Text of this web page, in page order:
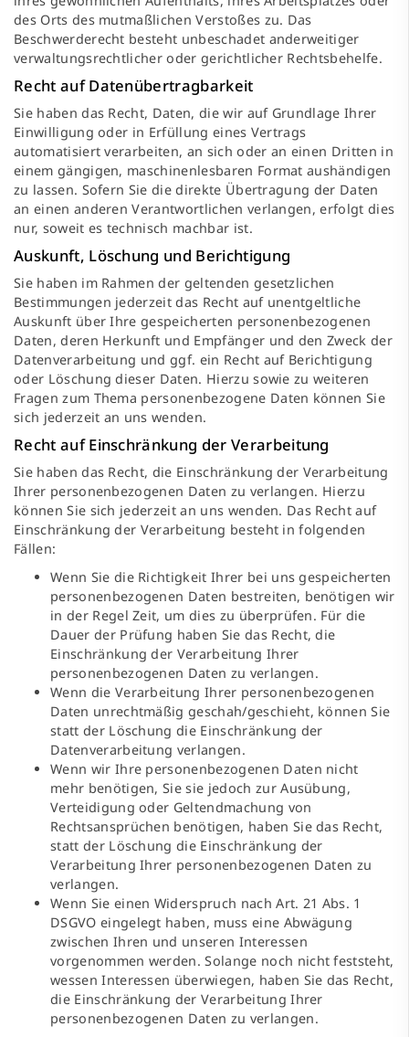
des Orts des mutmaßlichen Verstoßes zu. Das
Beschwerderecht besteht unbeschadet anderweitiger
verwaltungsrechtlicher oder gerichtlicher Rechtsbehelfe.
Recht auf Daten­übertrag­barkeit
Sie haben das Recht, Daten, die wir auf Grundlage Ihrer
Einwilligung oder in Erfüllung eines Vertrags
automatisiert verarbeiten, an sich oder an einen Dritten in
einem gängigen, maschinenlesbaren Format aushändigen
zu lassen. Sofern Sie die direkte Übertragung der Daten
an einen anderen Verantwortlichen verlangen, erfolgt dies
nur, soweit es technisch machbar ist.
Auskunft, Löschung und Berichtigung
Sie haben im Rahmen der geltenden gesetzlichen
Bestimmungen jederzeit das Recht auf unentgeltliche
Auskunft über Ihre gespeicherten personenbezogenen
Daten, deren Herkunft und Empfänger und den Zweck der
Datenverarbeitung und ggf. ein Recht auf Berichtigung
oder Löschung dieser Daten. Hierzu sowie zu weiteren
Fragen zum Thema personenbezogene Daten können Sie
sich jederzeit an uns wenden.
Recht auf Einschränkung der Verarbeitung
Sie haben das Recht, die Einschränkung der Verarbeitung
Ihrer personenbezogenen Daten zu verlangen. Hierzu
können Sie sich jederzeit an uns wenden. Das Recht auf
Einschränkung der Verarbeitung besteht in folgenden
Fällen:
Wenn Sie die Richtigkeit Ihrer bei uns gespeicherten
personenbezogenen Daten bestreiten, benötigen wir
in der Regel Zeit, um dies zu überprüfen. Für die
Dauer der Prüfung haben Sie das Recht, die
Einschränkung der Verarbeitung Ihrer
personenbezogenen Daten zu verlangen.
Wenn die Verarbeitung Ihrer personenbezogenen
Daten unrechtmäßig geschah/geschieht, können Sie
statt der Löschung die Einschränkung der
Datenverarbeitung verlangen.
Wenn wir Ihre personenbezogenen Daten nicht
mehr benötigen, Sie sie jedoch zur Ausübung,
Verteidigung oder Geltendmachung von
Rechtsansprüchen benötigen, haben Sie das Recht,
statt der Löschung die Einschränkung der
Verarbeitung Ihrer personenbezogenen Daten zu
verlangen.
Wenn Sie einen Widerspruch nach Art. 21 Abs. 1
DSGVO eingelegt haben, muss eine Abwägung
zwischen Ihren und unseren Interessen
vorgenommen werden. Solange noch nicht feststeht,
wessen Interessen überwiegen, haben Sie das Recht,
die Einschränkung der Verarbeitung Ihrer
personenbezogenen Daten zu verlangen.